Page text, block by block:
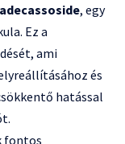
, egy
Ez a
ami
és
hatással
fontos